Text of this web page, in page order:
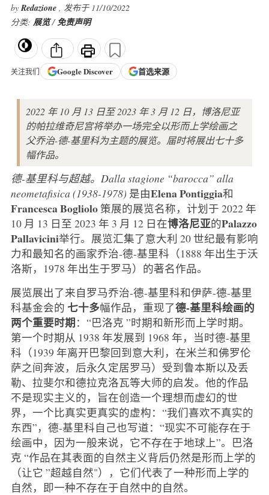
byRedazione , 发布于 11/10/2022
分类: 展览/免责声明
关注我们 GoogleDiscover 首选来源
2022 年 10 月 13 日至 2023 年 3 月 12 日，博洛尼亚
的帕拉维奇尼宫将举办一场完全以形而上学绘画之
父乔治-德-基里科为主题的展览。届时将展出七十多
幅作品。
德-基里科与超越。Dalla stagione “barocca” alla
neometafisica (1938-1978) 是由ElenaPontiggia和
Francesca Bogliolo策展的展览名称，计划于 2022 年
10 月 13 日至 2023 年 3 月 12 日在博洛尼亚的Palazzo
Pallavicini举行。展览汇集了意大利 20 世纪最有影响
力和最知名的画家乔治-德-基里科（1888 年出生于沃
洛斯，1978 年出生于罗马）的著名作品。
展览展出了来自罗马乔治-德-基里科和伊萨-德-基里
科基金会的 七十多幅作品，重现了德-基里科绘画的
两个重要时期：“巴洛克 ”时期和新形而上学时期。
第一个时期从 1938 年发展到 1968 年，当时德-基里
科（1939 年离开巴黎回到意大利，在米兰和佛罗伦
萨之间奔波，后永久定居罗马）受到鲁本斯以及丢
勒、拉斐尔和德拉克洛瓦等大师的启发。他的作品
不是现实主义的，旨在创造一个理想而虚幻的世
界，一个比真实更真实的虚构：“我们喜欢不真实的
东西”，德-基里科自己也写道：“现实不可能存在于
绘画中，因为一般来说，它不存在于地球上”。巴洛
克 “作品在其表面的自然主义背后仍然是形而上学的
（让它 ”超越自然"），它们代表了一种形而上学的
自然，即一种不存在于自然中的自然。